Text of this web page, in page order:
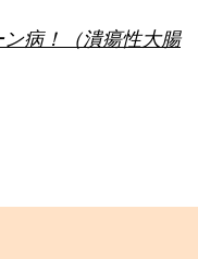
病！（潰瘍性大腸